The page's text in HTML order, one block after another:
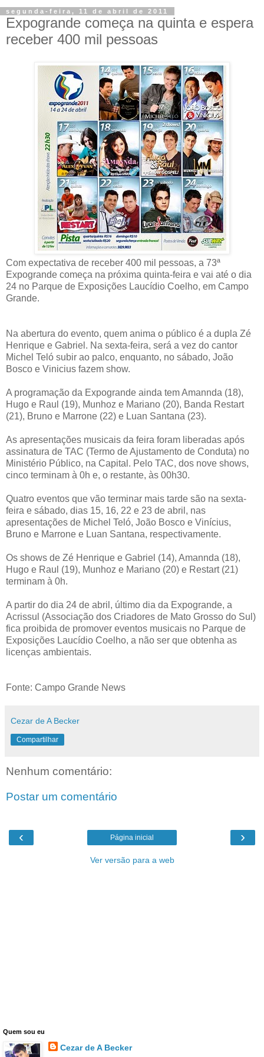
segunda-feira, 11 de abril de 2011
Expogrande começa na quinta e espera
receber 400 mil pessoas
Com expectativa de receber 400 mil pessoas, a 73ª
Expogrande começa na próxima quinta-feira e vai até o dia
24 no Parque de Exposições Laucídio Coelho, em Campo
Grande.
Na abertura do evento, quem anima o público é a dupla Zé
Henrique e Gabriel. Na sexta-feira, será a vez do cantor
Michel Teló subir ao palco, enquanto, no sábado, João
Bosco e Vinicius fazem show.
A programação da Expogrande ainda tem Amannda (18),
Hugo e Raul (19), Munhoz e Mariano (20), Banda Restart
(21), Bruno e Marrone (22) e Luan Santana (23).
As apresentações musicais da feira foram liberadas após
assinatura de TAC (Termo de Ajustamento de Conduta) no
Ministério Público, na Capital. Pelo TAC, dos nove shows,
cinco terminam à 0h e, o restante, às 00h30.
Quatro eventos que vão terminar mais tarde são na sexta-
feira e sábado, dias 15, 16, 22 e 23 de abril, nas
apresentações de Michel Teló, João Bosco e Vinícius,
Bruno e Marrone e Luan Santana, respectivamente.
Os shows de Zé Henrique e Gabriel (14), Amannda (18),
Hugo e Raul (19), Munhoz e Mariano (20) e Restart (21)
terminam à 0h.
A partir do dia 24 de abril, último dia da Expogrande, a
Acrissul (Associação dos Criadores de Mato Grosso do Sul)
fica proibida de promover eventos musicais no Parque de
Exposições Laucídio Coelho, a não ser que obtenha as
licenças ambientais.
Fonte: Campo Grande News
Cezar de A Becker
Compartilhar
Nenhum comentário:
Postar um comentário
‹ ›
Página inicial
Ver versão para a web
Quem sou eu
Cezar de A Becker